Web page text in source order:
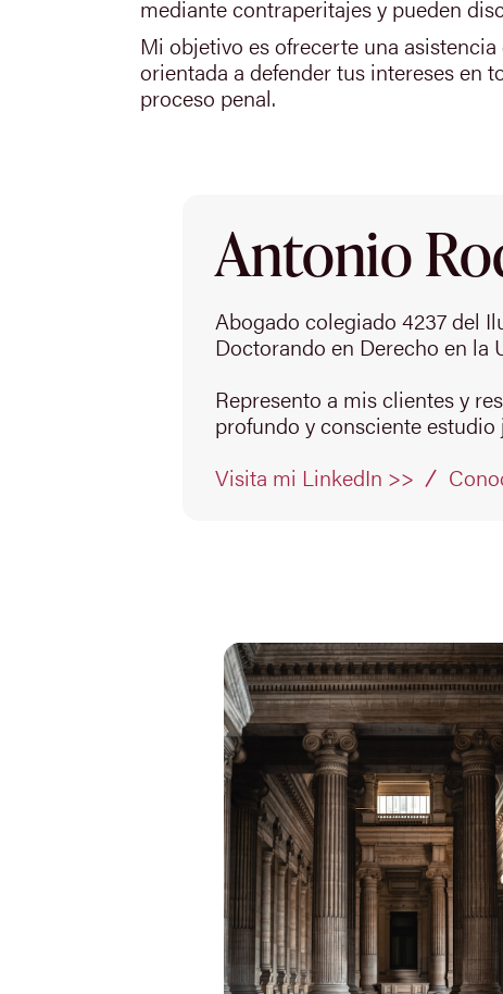
mediante contraperitajes y pueden
Mi objetivo es ofrecerte una
orientada a defender tus intereses en
proceso penal.
Antonio
Abogado colegiado 4237 del
Doctorando en Derecho en la
Represento a mis clientes y
profundo y consciente
Visita mi LinkedIn >>